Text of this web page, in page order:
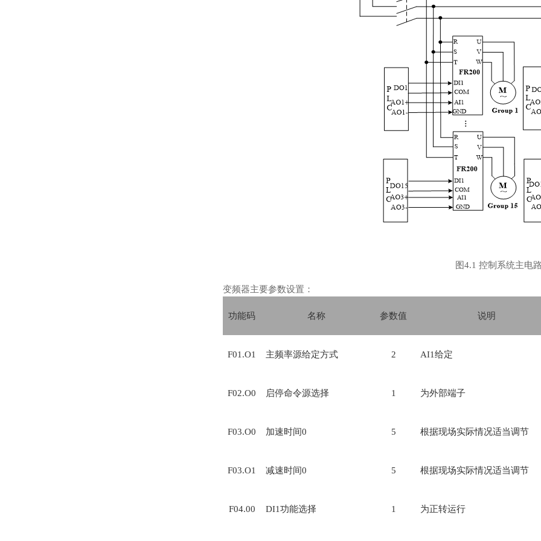
图4.1 控制系统主电
变频器主要参数设置：
功能码 名称 参数值 说明
F01.O1 主频率源给定方式 2 AI1给定
F02.O0 启停命令源选择 1 为外部端子
F03.O0 加速时间0 5 根据现场实际情况适当调节
F03.O1 减速时间0 5 根据现场实际情况适当调节
F04.00 DI1功能选择 1 为正转运行